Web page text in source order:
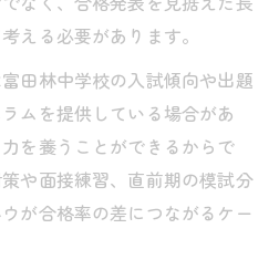
える必要があります。
田林中学校の入試傾向や出題
ムを提供している場合があ
を養うことができるからで
や面接練習、直前期の模試分
が合格率の差につながるケー